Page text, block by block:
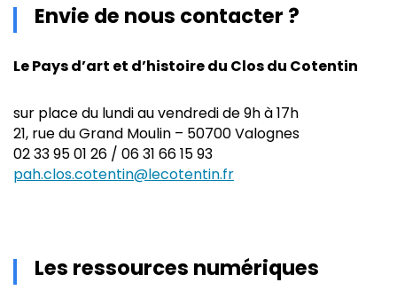
Envie de nous contacter ?
Le Pays d’art et d’histoire du Clos du Cotentin
sur place du lundi au vendredi de 9h à 17h
21, rue du Grand Moulin – 50700 Valognes
02 33 95 01 26 / 06 31 66 15 93
pah.clos.cotentin@lecotentin.fr
Les ressources numériques